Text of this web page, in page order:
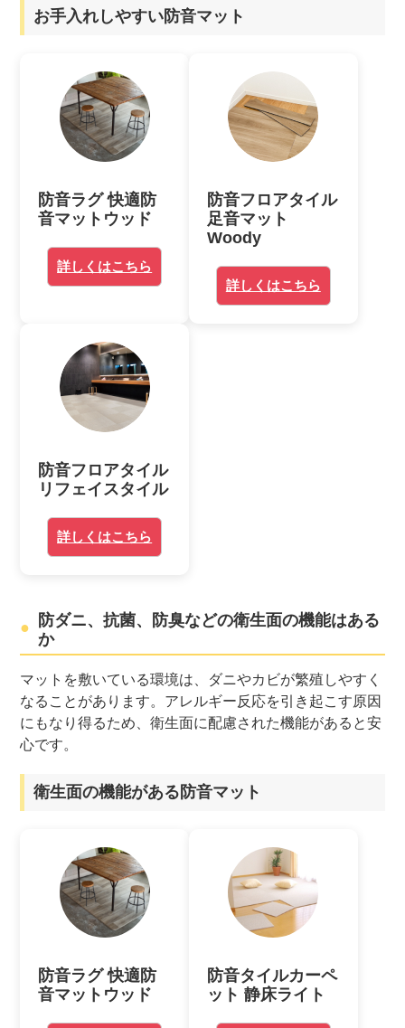
お手入れしやすい防音マット
防音ラグ 快適防
音マットウッド
詳しくはこちら
防音フロアタイル
足音マット
Woody
詳しくはこちら
防音フロアタイル
リフェイスタイル
詳しくはこちら
防ダニ、抗菌、防臭などの衛生面の機能はある
か
マットを敷いている環境は、ダニやカビが繁殖しやすく
なることがあります。アレルギー反応を引き起こす原因
にもなり得るため、衛生面に配慮された機能があると安
心です。
衛生面の機能がある防音マット
防音ラグ 快適防
音マットウッド
防音タイルカーペ
ット 静床ライト